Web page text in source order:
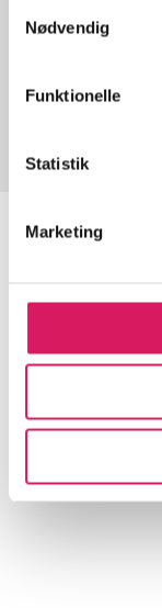
Nødvendig
Funktionelle
Statistik
Marketing
Artikler
Alle